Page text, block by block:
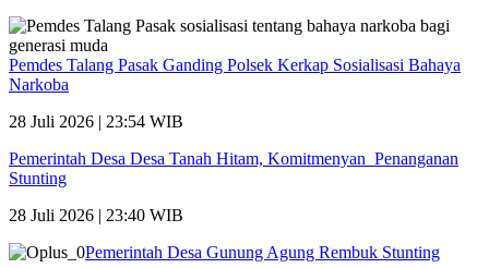
Pemdes Talang Pasak Ganding Polsek Kerkap Sosialisasi Bahaya
Narkoba
28 Juli 2026 | 23:54 WIB
Pemerintah Desa Desa Tanah Hitam, Komitmenyan Penanganan
Stunting
28 Juli 2026 | 23:40 WIB
Pemerintah Desa Gunung Agung Rembuk Stunting